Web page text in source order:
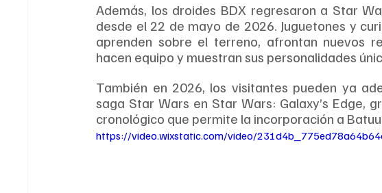
Además, los droides BDX regresaron a Star
desde el 22 de mayo de 2026. Juguetones y
aprenden sobre el terreno, afrontan nuevos
hacen equipo y muestran sus personalidades
También en 2026, los visitantes pueden ya
saga Star Wars en Star Wars: Galaxy’s Edge,
cronológico que permite la incorporación a
https://video.wixstatic.com/video/